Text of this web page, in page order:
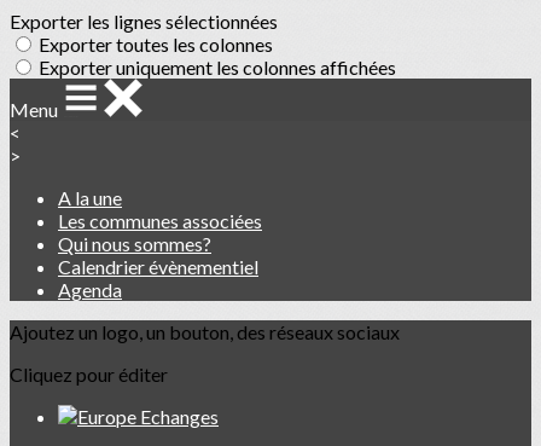
Exporter les lignes sélectionnées
Exporter toutes les colonnes
Exporter uniquement les colonnes affichées
Menu
<
>
A la une
Les communes associées
Qui nous sommes?
Calendrier évènementiel
Agenda
Ajoutez un logo, un bouton, des réseaux sociaux
Cliquez pour éditer